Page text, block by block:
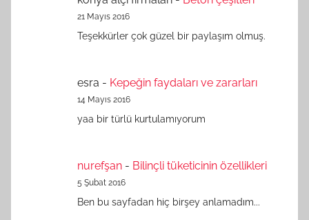
21 Mayıs 2016
Teşekkürler çok güzel bir paylaşım olmuş.
esra - Kepeğin faydaları ve zararları
14 Mayıs 2016
yaa bir türlü kurtulamıyorum
nurefşan - Bilinçli tüketicinin özellikleri
5 Şubat 2016
Ben bu sayfadan hiç birşey anlamadım...